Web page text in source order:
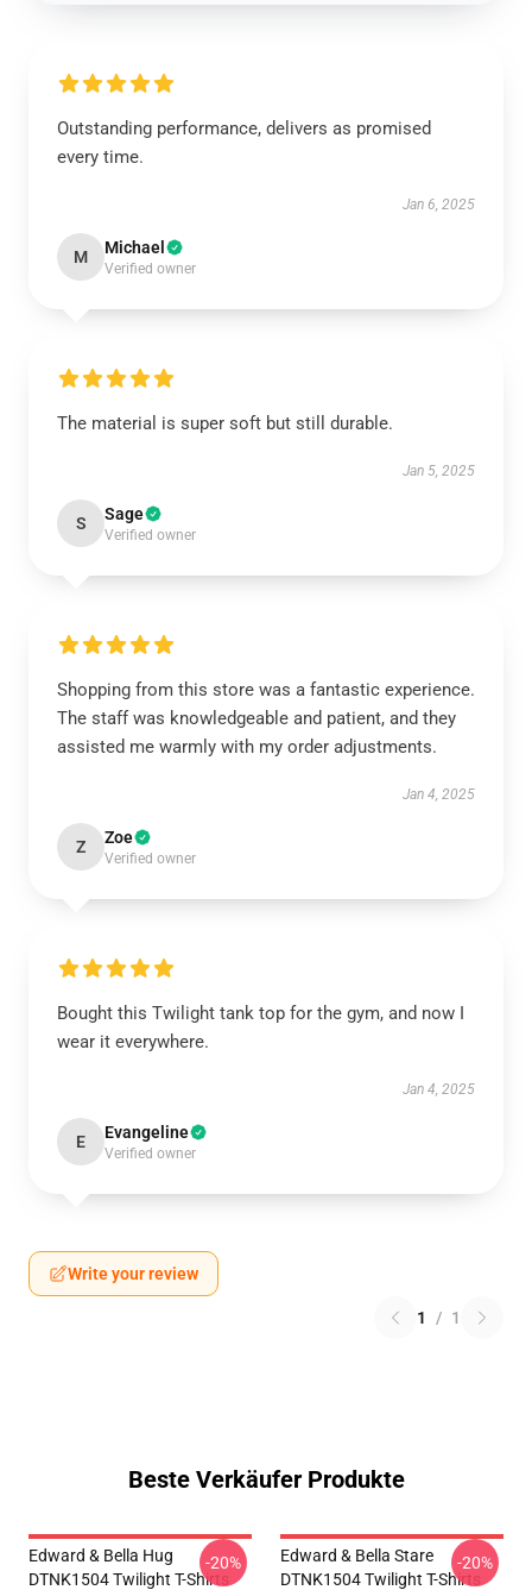
Outstanding performance, delivers as promised
every time.
Jan 6, 2025
M Michael
Verified owner
The material is super soft but still durable.
Jan 5, 2025
S Sage
Verified owner
Shopping from this store was a fantastic experience.
The staff was knowledgeable and patient, and they
assisted me warmly with my order adjustments.
Jan 4, 2025
Z Zoe
Verified owner
Bought this Twilight tank top for the gym, and now I
wear it everywhere.
Jan 4, 2025
E Evangeline
Verified owner
Write your review
1 / 1
Beste Verkäufer Produkte
Edward & Bella Hug
DTNK1504 Twilight T-Shirts
-20%
Edward & Bella Stare
DTNK1504 Twilight T-Shirts
-20%